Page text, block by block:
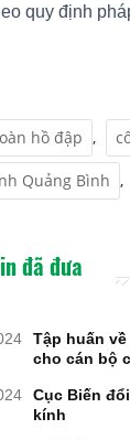
quy định
hồ đập ,
Quảng Bình ,
đã đưa
Tập huấn
cho cán bộ
Cục Biến
kính